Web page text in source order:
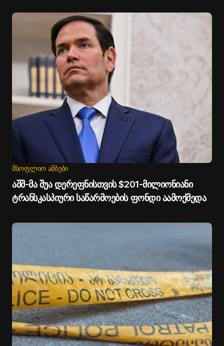
ᲛᲡᲝᲤᲚᲘᲝ ᲐᲛᲑᲔᲑᲘ
აშშ-მა შუა დერეფნისთვის $201-მილიონიანი
ტრანსკასპიური საწარმოების ფონდი აამოქმედა